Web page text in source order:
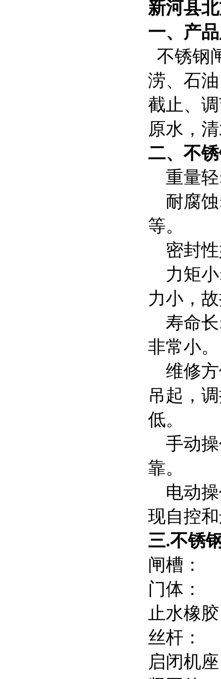
新河县
一、产
不锈钢
涝、石
截止、
原水，
二、 不
重量轻
耐腐蚀
等。
密封性
力矩小
力小，
寿命长
非常小。
维修方
吊起，
低。
手动操
靠。
电动操
现自控
三.不锈
闸槽
门体
止水
丝杆
启闭